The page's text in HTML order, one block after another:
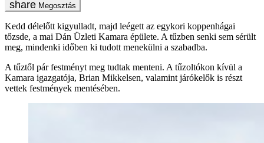
Megosztás
Kedd délelőtt kigyulladt, majd leégett az egykori koppenhágai
tőzsde, a mai Dán Üzleti Kamara épülete. A tűzben senki sem sérült
meg, mindenki időben ki tudott menekülni a szabadba.
A tűztől pár festményt meg tudtak menteni. A tűzoltókon kívül a
Kamara igazgatója, Brian Mikkelsen, valamint járókelők is részt
vettek festmények mentésében.